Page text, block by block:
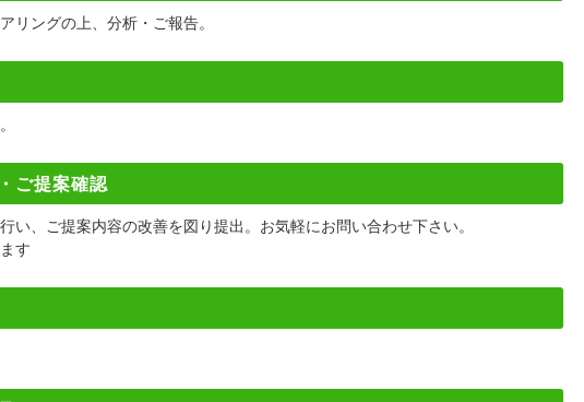
リングの上、分析・ご報告。
ご提案確認
い、ご提案内容の改善を図り提出。お気軽にお問い合わせ下さい。
す